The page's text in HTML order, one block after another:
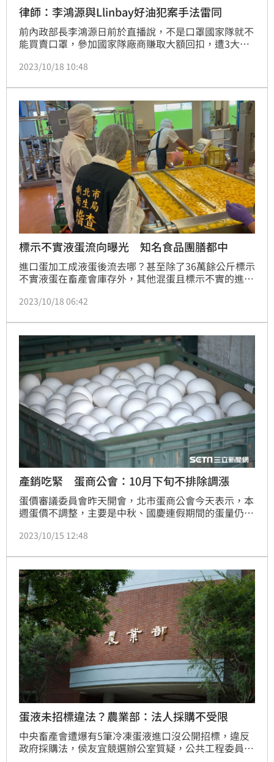
律師：李鴻源與Llinbay好油犯案手法雷同
前內政部長李鴻源日前於直播說，不是口罩國家隊就不
能買賣口罩，參加國家隊廠商賺取大額回扣，遭3大公
業家好友說的，沒有仔細查核就傳遞訊息，造成相關人
Llinbay好油犯案手法雷同。
2023/10/18 10:48
標示不實液蛋流向曝光 知名食品團膳都中
進口蛋加工成液蛋後流去哪？甚至除了36萬餘公斤標示
不實液蛋在畜產會庫存外，其他混蛋且標示不實的進口
包括乖乖、華信食品、第一餐盒、宜興、珍品軒、統皓
2023/10/18 06:42
產銷吃緊 蛋商公會：10月下旬不排除調漲
蛋價審議委員會昨天開會，北市蛋商公會今天表示，本
週蛋價不調整，主要是中秋、國慶連假期間的蛋量仍能
2023/10/15 12:48
蛋液未招標違法？農業部：法人採購不受限
中央畜產會遭爆有5筆冷凍蛋液進口沒公開招標，違反
政府採購法，侯友宜競選辦公室質疑，公共工程委員會